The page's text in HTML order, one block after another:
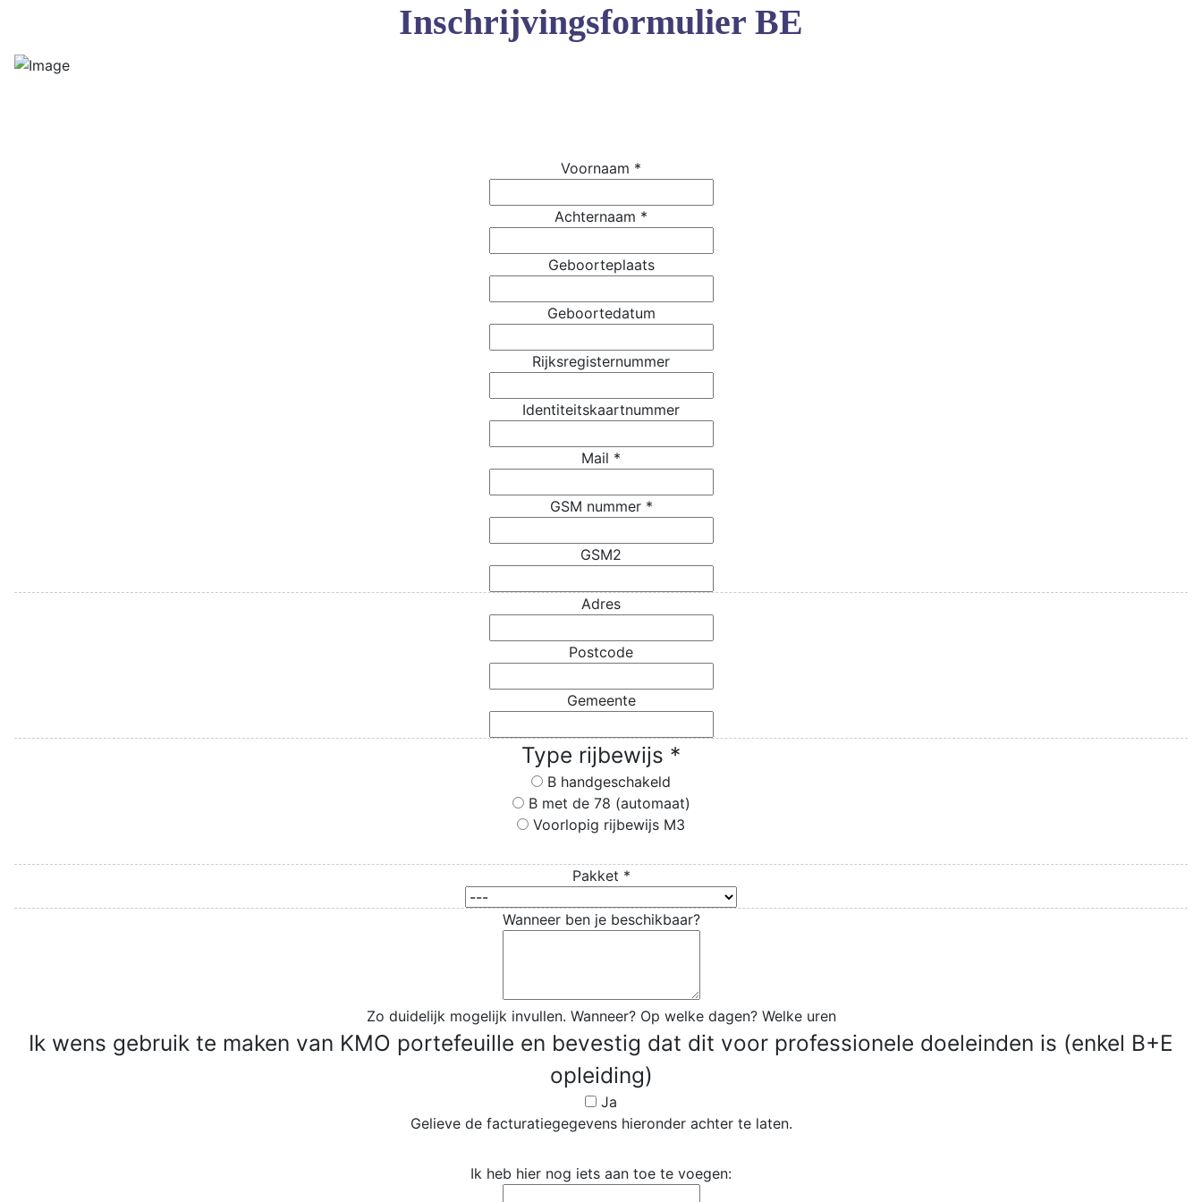
Inschrijvingsformulier BE
Voornaam *
Achternaam *
Geboorteplaats
Geboortedatum
Rijksregisternummer
Identiteitskaartnummer
Mail *
GSM nummer *
GSM2
Adres
Postcode
Gemeente
Type rijbewijs *
B handgeschakeld
B met de 78 (automaat)
Voorlopig rijbewijs M3
Pakket *
Wanneer ben je beschikbaar?
Zo duidelijk mogelijk invullen. Wanneer? Op welke dagen? Welke uren
Ik wens gebruik te maken van KMO portefeuille en bevestig dat dit voor professionele doeleinden is (enkel B+E
opleiding)
Ja
Gelieve de facturatiegegevens hieronder achter te laten.
Ik heb hier nog iets aan toe te voegen: